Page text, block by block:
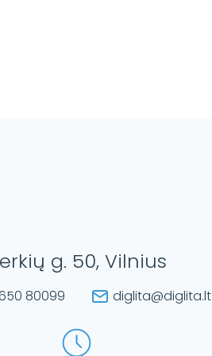
g. 50, Vilnius
80099 diglita@diglita.lt